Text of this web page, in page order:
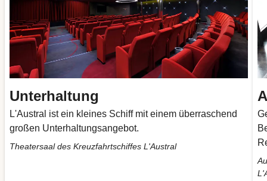
Unterhaltung
L'Austral ist ein kleines Schiff mit einem überraschend
großen Unterhaltungsangebot.
Theatersaal des Kreuzfahrtschiffes L'Austral